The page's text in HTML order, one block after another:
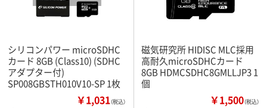
シリコンパワー microSDHC
カード 8GB (Class10) (SDHC
アダプター付)
SP008GBSTH010V10-SP 1枚
￥1,031（税込）
磁気研究所 HIDISC MLC採用
高耐久microSDHCカード
8GB HDMCSDHC8GMLLJP3 1
個
￥1,500（税込）